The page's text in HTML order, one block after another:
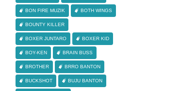
BON FIRE MUZIK BOTH WINGS
BOUNTY KILLER
BOXER JUNTARO BOXER KID
BOY-KEN BRAIN BUSS
BROTHER BRRO BANTON
BUCKSHOT BUJU BANTON